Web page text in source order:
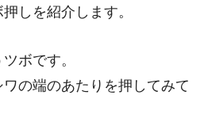
しを紹介します。
ボです。
の端のあたりを押してみて